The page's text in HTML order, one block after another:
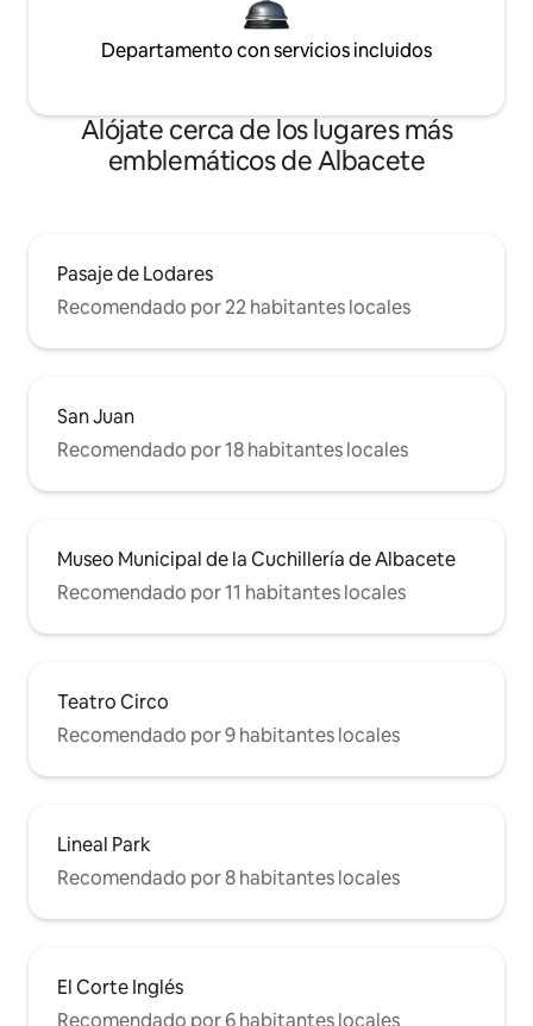
Departamento con servicios incluidos
Alójate cerca de los lugares más
emblemáticos de Albacete
Pasaje de Lodares
Recomendado por 22 habitantes locales
San Juan
Recomendado por 18 habitantes locales
Museo Municipal de la Cuchillería de Albacete
Recomendado por 11 habitantes locales
Teatro Circo
Recomendado por 9 habitantes locales
Lineal Park
Recomendado por 8 habitantes locales
El Corte Inglés
Recomendado por 6 habitantes locales